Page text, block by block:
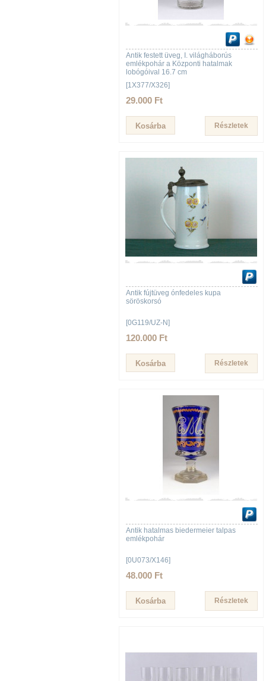
Antik festett üveg, I. világháborús
emlékpohár a Központi hatalmak
lobógóival 16.7 cm
[1X377/X326]
29.000 Ft
Részletek
Antik fújtüveg ónfedeles kupa
söröskorsó
[0G119/UZ-N]
120.000 Ft
Részletek
Antik hatalmas biedermeier talpas
emlékpohár
[0U073/X146]
48.000 Ft
Részletek